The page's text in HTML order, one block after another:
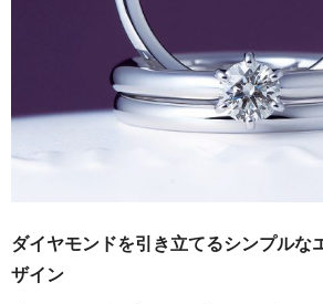
ダイヤモンドを引き立てるシンプルな
ザイン